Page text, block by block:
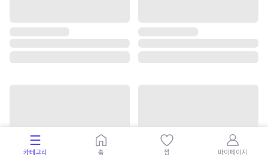
카테고리 홈 찜 마이페이지